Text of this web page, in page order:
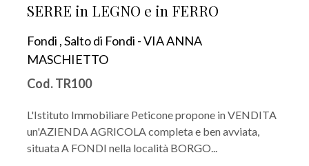
SERRE in LEGNO e in FERRO
Fondi , Salto di Fondi - VIA ANNA
MASCHIETTO
Cod. TR100
L'Istituto Immobiliare Peticone propone in VENDITA
un'AZIENDA AGRICOLA completa e ben avviata,
situata A FONDI nella località BORGO...